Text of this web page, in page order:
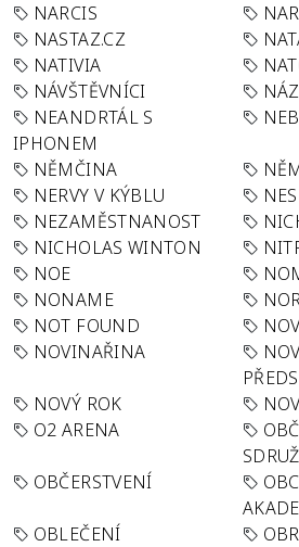
NARCIS
NASTAZ.CZ
NATIVIA
NÁVŠTĚVNÍCI
NEANDRTÁL S
IPHONEM
NĚMČINA
NERVY V KÝBLU
NEZAMĚSTNANOST
NICHOLAS WINTON
NOE
NONAME
NOT FOUND
NOVINAŘINA
NOVÝ ROK
O2 ARENA
OBČERSTVENÍ
OBLEČENÍ